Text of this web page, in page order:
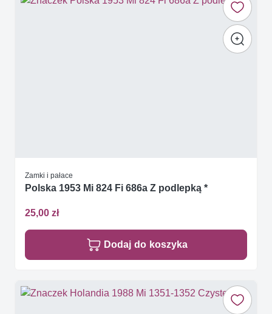
Zamki i pałace
Polska 1953 Mi 824 Fi 686a Z podlepką *
25,00 zł
Dodaj do koszyka